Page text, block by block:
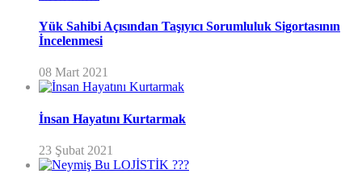
Yük Sahibi Açısından Taşıyıcı Sorumluluk Sigortasının
İncelenmesi
08 Mart 2021
İnsan Hayatını Kurtarmak
23 Şubat 2021